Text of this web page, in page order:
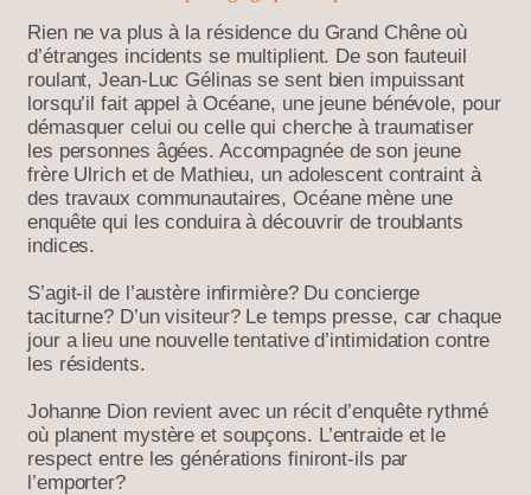
Rien ne va plus à la résidence du Grand Chêne où
d’étranges incidents se multiplient. De son fauteuil
roulant, Jean-Luc Gélinas se sent bien impuissant
lorsqu’il fait appel à Océane, une jeune bénévole, pour
démasquer celui ou celle qui cherche à traumatiser
les personnes âgées. Accompagnée de son jeune
frère Ulrich et de Mathieu, un adolescent contraint à
des travaux communautaires, Océane mène une
enquête qui les conduira à découvrir de troublants
indices.
S’agit-il de l’austère infirmière? Du concierge
taciturne? D’un visiteur? Le temps presse, car chaque
jour a lieu une nouvelle tentative d’intimidation contre
les résidents.
Johanne Dion revient avec un récit d’enquête rythmé
où planent mystère et soupçons. L’entraide et le
respect entre les générations finiront-ils par
l’emporter?